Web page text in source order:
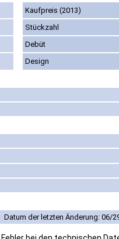
Kaufpreis (2013)
Stückzahl
Debüt
Design
Datum der letzten Änderung: 06/